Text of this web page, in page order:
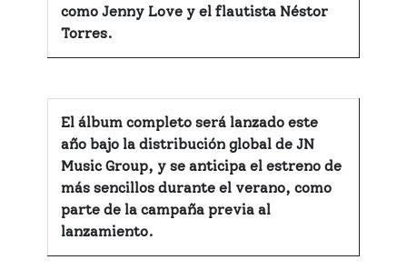
comoJenny Love y el flautistaNéstor
Torres.
El álbum completo será lanzado este
año bajo la distribución global de JN
Music Group, y se anticipa el estreno de
más sencillos durante el verano, como
parte de la campaña previa al
lanzamiento.